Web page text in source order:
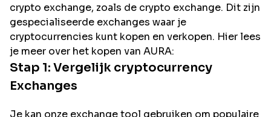
crypto exchange, zoals de crypto exchange. Dit zijn
gespecialiseerde exchanges waar je
cryptocurrencies kunt kopen en verkopen. Hier lees
je meer over het kopen van AURA:
Stap 1: Vergelijk cryptocurrency
Exchanges
Je kan onze exchange tool gebruiken om populaire